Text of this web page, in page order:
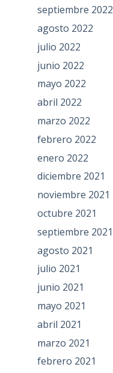
septiembre 2022
agosto 2022
julio 2022
junio 2022
mayo 2022
abril 2022
marzo 2022
febrero 2022
enero 2022
diciembre 2021
noviembre 2021
octubre 2021
septiembre 2021
agosto 2021
julio 2021
junio 2021
mayo 2021
abril 2021
marzo 2021
febrero 2021